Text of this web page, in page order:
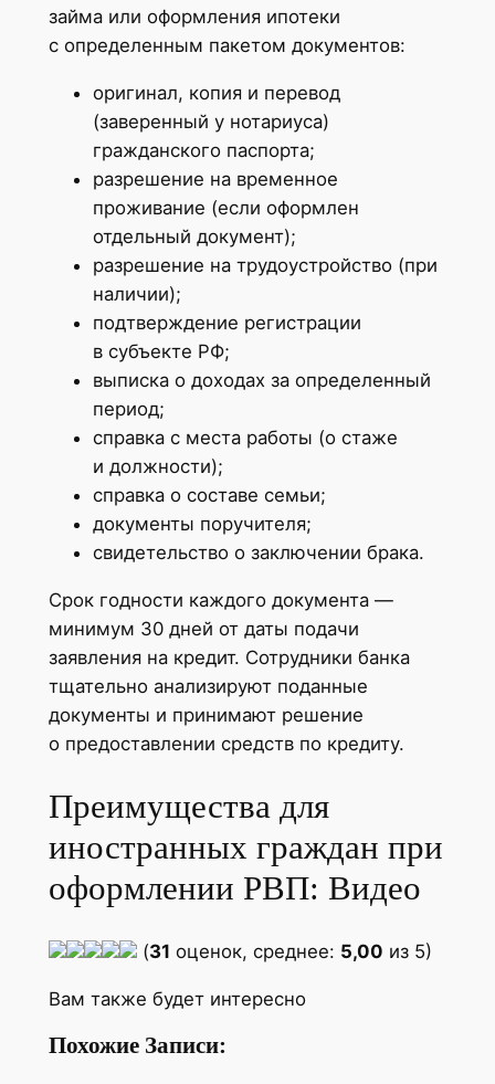
займа или оформления ипотеки
с определенным пакетом документов:
оригинал, копия и перевод
(заверенный у нотариуса)
гражданского паспорта;
разрешение на временное
проживание (если оформлен
отдельный документ);
разрешение на трудоустройство (при
наличии);
подтверждение регистрации
в субъекте РФ;
выписка о доходах за определенный
период;
справка с места работы (о стаже
и должности);
справка о составе семьи;
документы поручителя;
свидетельство о заключении брака.
Срок годности каждого документа —
минимум 30 дней от даты подачи
заявления на кредит. Сотрудники банка
тщательно анализируют поданные
документы и принимают решение
о предоставлении средств по кредиту.
Преимущества для
иностранных граждан при
оформлении РВП: Видео
(31 оценок, среднее: 5,00 из 5)
Вам также будет интересно
Похожие Записи: